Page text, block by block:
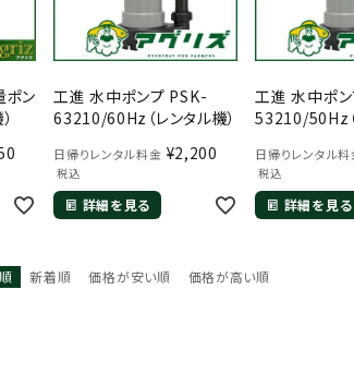
ポン
工進 水中ポンプ PSK-
63210/60Hz（レンタル機）
日帰りレンタル料金 ¥2,200
税込
詳細を見る
工進 水中ポ
53210/50Hz（
日帰りレンタル料
税込
詳細を見る
新着順 価格が安い順 価格が高い順